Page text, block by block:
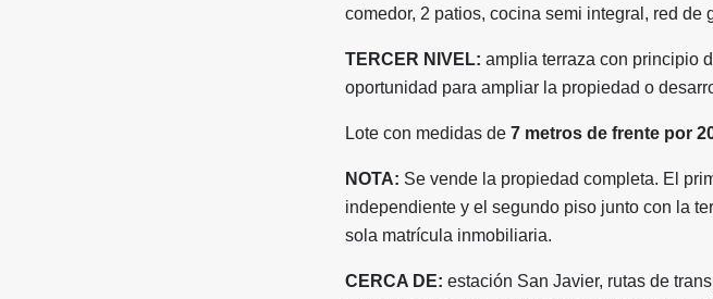
comedor, 2 patios, cocina semi integral, red de
TERCER NIVEL: amplia terraza con principio
oportunidad para ampliar la propiedad o
Lote con medidas de 7 metros de frente por
NOTA: Se vende la propiedad completa. El
independiente y el segundo piso junto con la
sola matrícula inmobiliaria.
CERCA DE: estación San Javier, rutas de